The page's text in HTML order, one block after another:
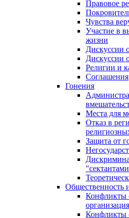
Правовое
Чувства
Участие в
жизни
Дискуссии
Дискуссии
Религии и
Соглашения
Гонения
Места для
Отказ в
Защита от
Конфликты
Конфликты